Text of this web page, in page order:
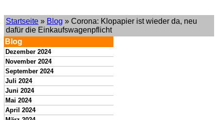
Startseite » Blog » Corona: Klopapier ist wieder da, neu
dafür die Einkaufswagenpflicht
Blog
Dezember 2024
November 2024
September 2024
Juli 2024
Juni 2024
Mai 2024
April 2024